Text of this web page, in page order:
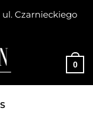
Czarnieckiego
0